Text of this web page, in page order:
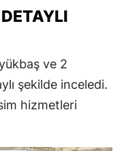
ve 2
şekilde inceledi.
hizmetleri